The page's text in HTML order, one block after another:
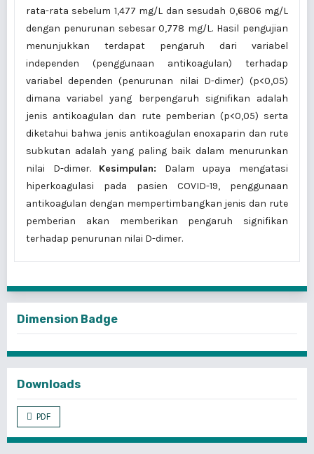
rata-rata sebelum 1,477 mg/L dan sesudah 0,6806 mg/L
dengan penurunan sebesar 0,778 mg/L. Hasil pengujian
menunjukkan terdapat pengaruh dari variabel
independen (penggunaan antikoagulan) terhadap
variabel dependen (penurunan nilai D-dimer) (p<0,05)
dimana variabel yang berpengaruh signifikan adalah
jenis antikoagulan dan rute pemberian (p<0,05) serta
diketahui bahwa jenis antikoagulan enoxaparin dan rute
subkutan adalah yang paling baik dalam menurunkan
nilai D-dimer. Kesimpulan: Dalam upaya mengatasi
hiperkoagulasi pada pasien COVID-19, penggunaan
antikoagulan dengan mempertimbangkan jenis dan rute
pemberian akan memberikan pengaruh signifikan
terhadap penurunan nilai D-dimer.
Dimension Badge
Downloads
PDF